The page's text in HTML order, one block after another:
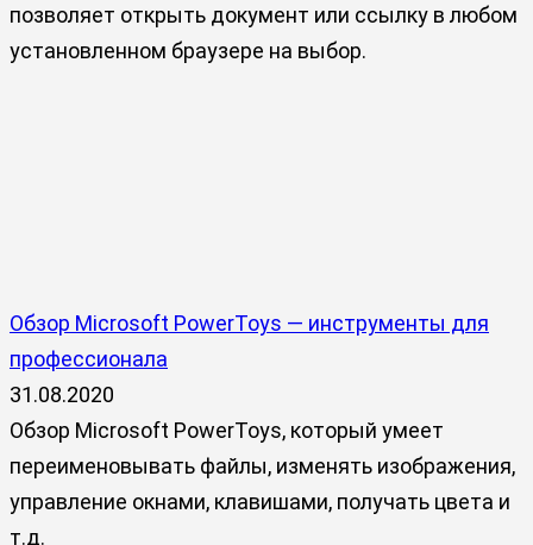
позволяет открыть документ или ссылку в любом
установленном браузере на выбор.
Обзор Microsoft PowerToys — инструменты для
профессионала
31.08.2020
Обзор Microsoft PowerToys, который умеет
переименовывать файлы, изменять изображения,
управление окнами, клавишами, получать цвета и
т.д.